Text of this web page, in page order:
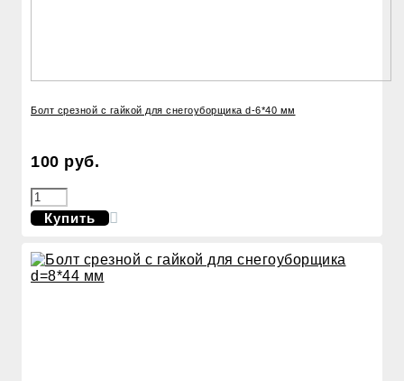
Болт срезной с гайкой для снегоуборщика d-6*40 мм
100 руб.
Купить